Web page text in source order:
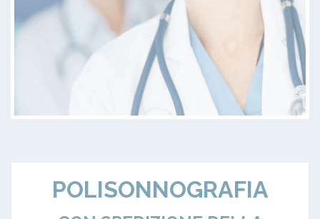
POLISONNOGRAFIA